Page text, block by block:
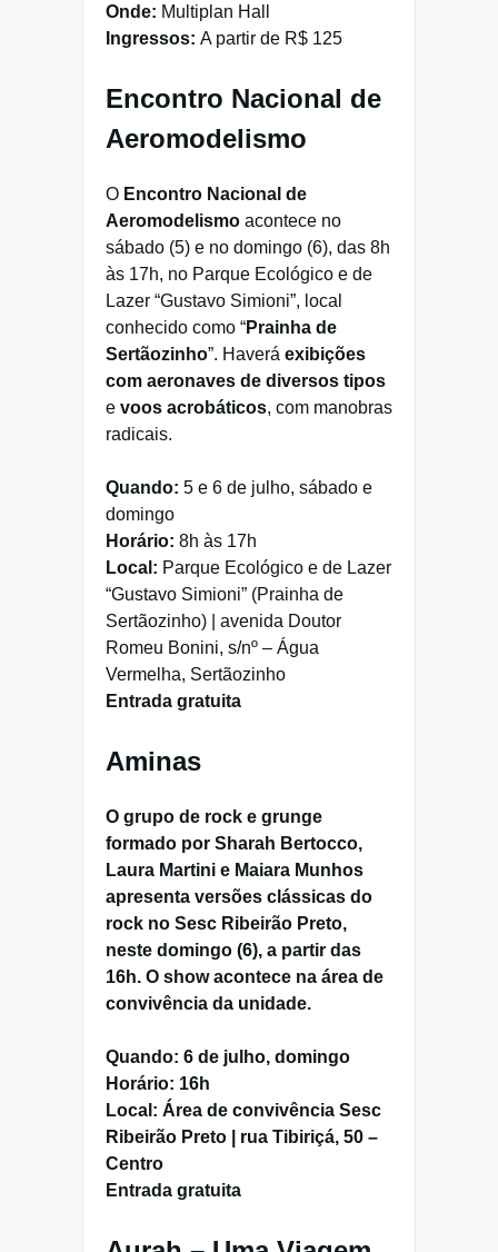
Onde: Multiplan Hall
Ingressos: A partir de R$ 125
Encontro Nacional de
Aeromodelismo
O Encontro Nacional de
Aeromodelismo acontece no
sábado (5) e no domingo (6), das 8h
às 17h, no Parque Ecológico e de
Lazer “Gustavo Simioni”, local
conhecido como “Prainha de
Sertãozinho”. Haverá exibições
com aeronaves de diversos tipos
e voos acrobáticos, com manobras
radicais.
Quando: 5 e 6 de julho, sábado e
domingo
Horário: 8h às 17h
Local: Parque Ecológico e de Lazer
“Gustavo Simioni” (Prainha de
Sertãozinho) | avenida Doutor
Romeu Bonini, s/nº – Água
Vermelha, Sertãozinho
Entrada gratuita
Aminas
O grupo de rock e grunge
formado por Sharah Bertocco,
Laura Martini e Maiara Munhos
apresenta versões clássicas do
rock no Sesc Ribeirão Preto,
neste domingo (6), a partir das
16h. O show acontece na área de
convivência da unidade.
Quando: 6 de julho, domingo
Horário: 16h
Local: Área de convivência Sesc
Ribeirão Preto | rua Tibiriçá, 50 –
Centro
Entrada gratuita